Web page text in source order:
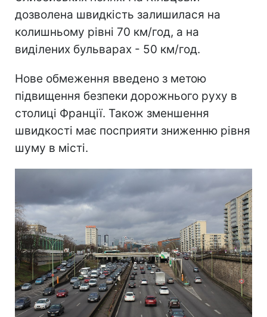
дозволена швидкість залишилася на
колишньому рівні 70 км/год, а на
виділених бульварах - 50 км/год.
Нове обмеження введено з метою
підвищення безпеки дорожнього руху в
столиці Франції. Також зменшення
швидкості має посприяти зниженню рівня
шуму в місті.